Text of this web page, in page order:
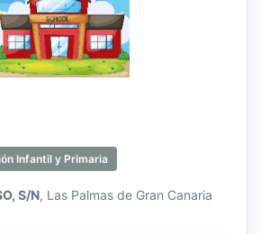
Infantil y Primaria
S/N, Las Palmas de Gran Canaria